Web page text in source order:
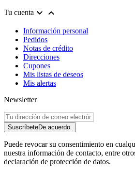
Tu cuenta  
Información personal
Pedidos
Notas de crédito
Direcciones
Cupones
Mis listas de deseos
Mis alertas
Newsletter
SuscríbeteDe acuerdo.
Puede revocar su consentimiento en
nuestra información de contacto, entre
declaración de protección de datos.